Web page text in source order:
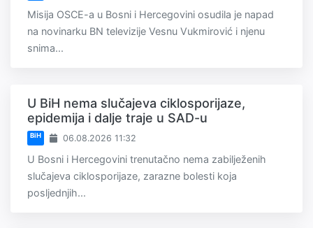
Misija OSCE-a u Bosni i Hercegovini osudila je napad
na novinarku BN televizije Vesnu Vukmirović i njenu
snima...
U BiH nema slučajeva ciklosporijaze,
epidemija i dalje traje u SAD-u
BiH 06.08.2026 11:32
U Bosni i Hercegovini trenutačno nema zabilježenih
slučajeva ciklosporijaze, zarazne bolesti koja
posljednjih...